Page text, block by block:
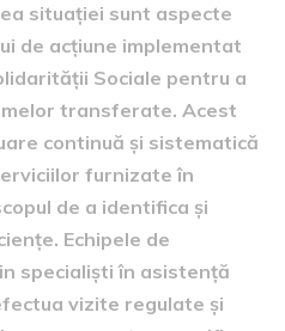
situației sunt aspecte
de acțiune implementat
Sociale pentru a
transferate. Acest
continuă și sistematică
furnizate în
de a identifica și
Echipele de
specialiști în asistență
vizite regulate și